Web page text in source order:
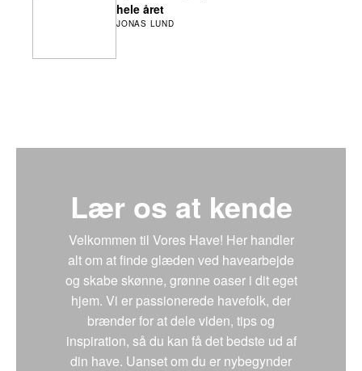
hele året
JONAS LUND
Lær os at kende
Velkommen til Vores Have! Her handler
alt om at finde glæden ved havearbejde
og skabe skønne, grønne oaser i dit eget
hjem. Vi er passionerede havefolk, der
brænder for at dele viden, tips og
inspiration, så du kan få det bedste ud af
din have. Uanset om du er nybegynder